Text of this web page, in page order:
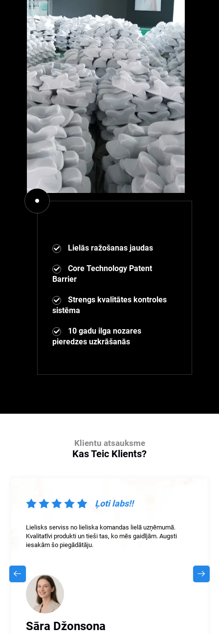
Lielās ražošanas jaudas
Core Technology Patent
Barrier
Strengs kvalitātes kontroles
sistēma
10 gadu ilga nozares
pieredzes uzkrāšanās
Klientu atsauksme
Kas Teic Klients?
Ļoti labs!!
Lielisks serviss no lieliska komandas lielā uzņēmumā.
Kvalitatīvi produkti un tieši tas, ko mēs gaidījām. Augsti
iesakām šo piegādātāju.
Sāra Džonsona